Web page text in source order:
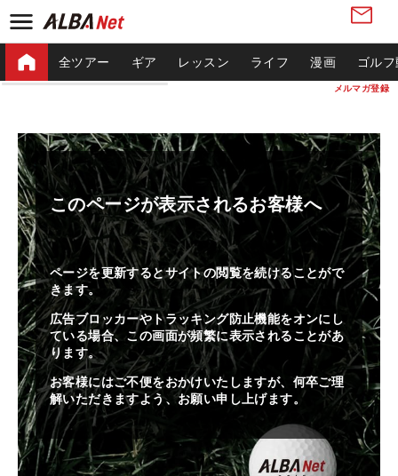
メルマガ登録
全ツアー ギア レッスン ライフ 漫画 ゴル
このページが表示されるお客様へ
ページを更新するとサイトの閲覧を続けることがで
きます。
広告ブロッカーやトラッキング防止機能をオンにし
ている場合、この画面が頻繁に表示されることがあ
ります。
お客様にはご不便をおかけいたしますが、何卒ご理
解いただきますよう、お願い申し上げます。